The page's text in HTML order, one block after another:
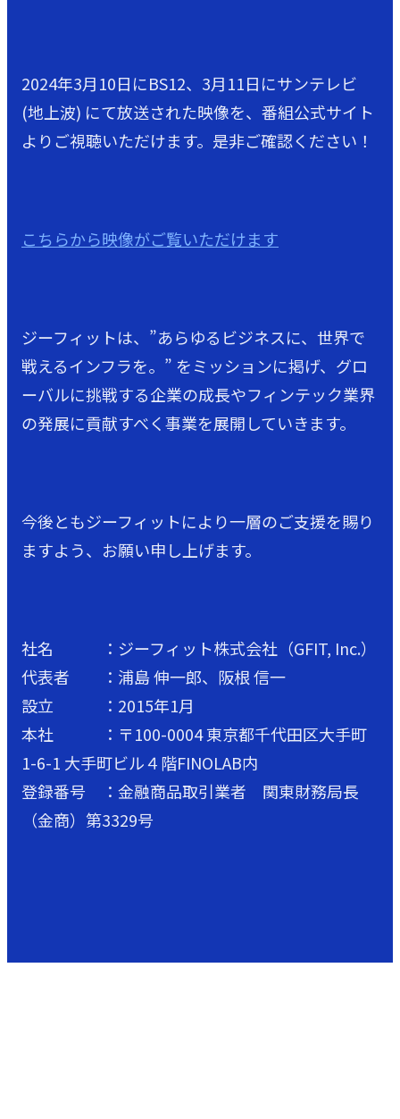
2024年3月10日にBS12、3月11日にサンテレビ
(地上波) にて放送された映像を、番組公式サイト
よりご視聴いただけます。是非ご確認ください！
こちらから映像がご覧いただけます
ジーフィットは、”あらゆるビジネスに、世界で
戦えるインフラを。” をミッションに掲げ、グロ
ーバルに挑戦する企業の成長やフィンテック業界
の発展に貢献すべく事業を展開していきます。
今後ともジーフィットにより一層のご支援を賜り
ますよう、お願い申し上げます。
社名 ：ジーフィット株式会社（GFIT, Inc.）
代表者 ：浦島 伸一郎、阪根 信一
設立 ：2015年1月
本社 ：〒100-0004 東京都千代田区大手町
1-6-1 大手町ビル４階FINOLAB内
登録番号 ：金融商品取引業者 関東財務局長
（金商）第3329号